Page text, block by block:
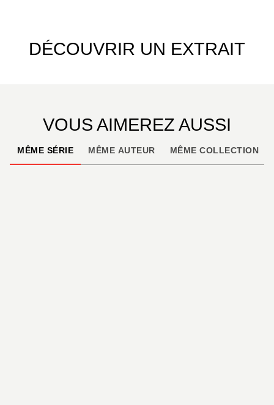
DÉCOUVRIR UN EXTRAIT
VOUS AIMEREZ AUSSI
MÊME SÉRIE MÊME AUTEUR MÊME COLLECTION